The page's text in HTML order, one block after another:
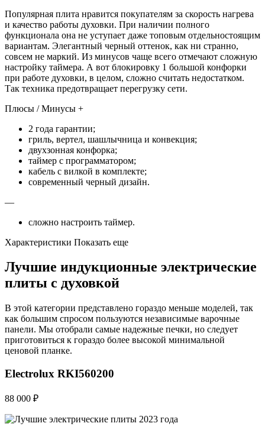
Популярная плита нравится покупателям за скорость нагрева
и качество работы духовки. При наличии полного
функционала она не уступает даже топовым отдельностоящим
вариантам. Элегантный черный оттенок, как ни странно,
совсем не маркий. Из минусов чаще всего отмечают сложную
настройку таймера. А вот блокировку 1 большой конфорки
при работе духовки, в целом, сложно считать недостатком.
Так техника предотвращает перегрузку сети.
Плюсы / Минусы +
2 года гарантии;
гриль, вертел, шашлычница и конвекция;
двухзонная конфорка;
таймер с программатором;
кабель с вилкой в комплекте;
современный черный дизайн.
—
сложно настроить таймер.
Характеристики Показать еще
Лучшие индукционные электрические
плиты с духовкой
В этой категории представлено гораздо меньше моделей, так
как большим спросом пользуются независимые варочные
панели. Мы отобрали самые надежные печки, но следует
приготовиться к гораздо более высокой минимальной
ценовой планке.
Electrolux RKI560200
88 000 ₽